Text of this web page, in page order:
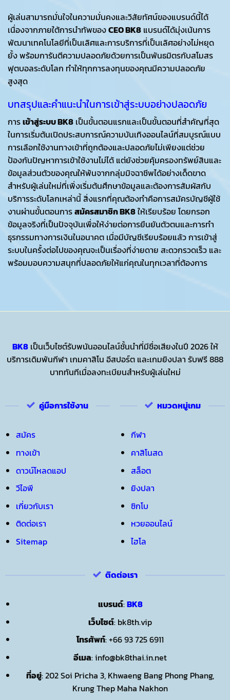
ผู้เล่นสามารถมั่นใจในความมั่นคงและวิสัยทัศน์ของแบรนด์นี้ได้
เนื่องจากภายใต้การนำทัพของCEO BK8 แบรนด์ได้มุ่งเน้นการ
พัฒนาเทคโนโลยีที่เป็นเลิศและการบริการที่เป็นเลิศอย่างไม่หยุด
ยั้ง พร้อมการันตีความปลอดภัยด้วยการเป็นพันธมิตรกับสโมสร
ฟุตบอลระดับโลก ทำให้ทุกการลงทุนของคุณมีความปลอดภัย
สูงสุด
บทสรุปและคำแนะนำในการเข้าสู่ระบบอย่างปลอดภัย
การเข้าสู่ระบบ BK8 เป็นขั้นตอนแรกและเป็นขั้นตอนที่สำคัญที่สุด
ในการเริ่มต้นเปิดประสบการณ์ความบันเทิงออนไลน์ที่สมบูรณ์แบบ
การเลือกใช้งานทางเข้าที่ถูกต้องและปลอดภัยไม่เพียงแต่ช่วย
ป้องกันปัญหาการเข้าใช้งานไม่ได้ แต่ยังช่วยคุ้มครองทรัพย์สินและ
ข้อมูลส่วนตัวของคุณให้พ้นจากกลุ่มมิจฉาชีพได้อย่างเด็ดขาด
สำหรับผู้เล่นใหม่ที่เพิ่งเริ่มต้นศึกษาข้อมูลและต้องการสัมผัสกับ
บริการระดับโลกเหล่านี้ สิ่งแรกที่คุณต้องทำคือการสมัครบัญชีผู้ใช้
งานผ่านขั้นตอนการสมัครสมาชิก BK8ให้เรียบร้อย โดยกรอก
ข้อมูลจริงที่เป็นปัจจุบันเพื่อให้ง่ายต่อการยืนยันตัวตนและการทำ
ธุรกรรมทางการเงินในอนาคต เมื่อมีบัญชีเรียบร้อยแล้ว การเข้าสู่
ระบบในครั้งต่อไปของคุณจะเป็นเรื่องที่ง่ายดาย สะดวกรวดเร็ว และ
พร้อมมอบความสนุกที่ปลอดภัยให้แก่คุณในทุกเวลาที่ต้องการ
BK8เป็นเว็บไซต์รับพนันออนไลน์ชั้นนำที่มีชื่อเสียงในปี 2026 ให้
บริการเดิมพันกีฬา เกมคาสิโน อีสปอร์ต และเกมยิงปลา รับฟรี 888
บาททันทีเมื่อลงทะเบียนสำหรับผู้เล่นใหม่
คู่มือการใช้งาน
สมัคร
ทางเข้า
ดาวน์โหลดแอป
วีไอพี
เกี่ยวกับเรา
ติดต่อเรา
Sitemap
หมวดหมู่เกม
กีฬา
คาสิโนสด
สล็อต
ยิงปลา
ซิกโบ
หวยออนไลน์
ไฮโล
ติดต่อเรา
แบรนด์:BK8
เว็บไซต์: bk8th.vip
โทรศัพท์: +66 93 725 6911
อีเมล:info@bk8thai.in.net
ที่อยู่: 202 Soi Pricha 3, Khwaeng Bang Phong Phang,
Krung Thep Maha Nakhon